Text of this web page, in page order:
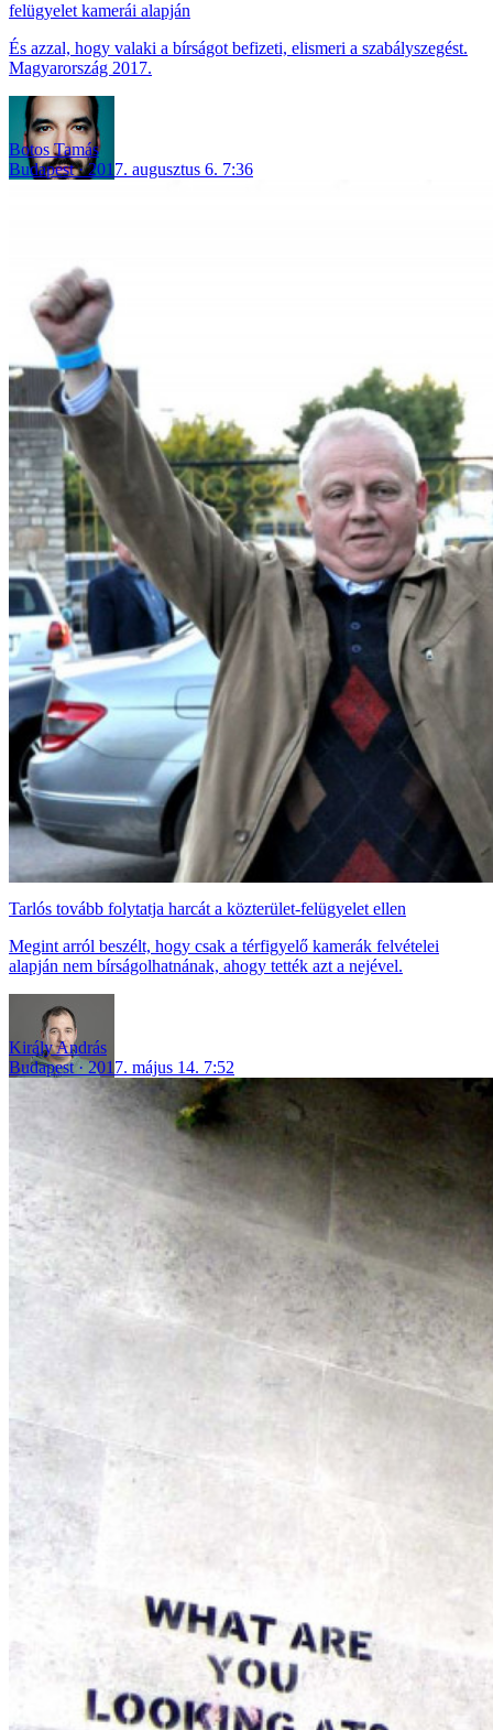
felügyelet kamerái alapján
És azzal, hogy valaki a bírságot befizeti, elismeri a szabályszegést.
Magyarország 2017.
Botos Tamás
Budapest
2017. augusztus 6. 7:36
Tarlós tovább folytatja harcát a közterület-felügyelet ellen
Megint arról beszélt, hogy csak a térfigyelő kamerák felvételei
alapján nem bírságolhatnának, ahogy tették azt a nejével.
Király András
Budapest
2017. május 14. 7:52